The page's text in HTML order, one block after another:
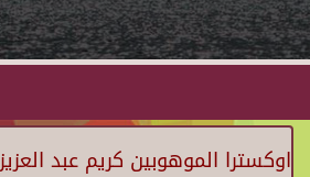
اوكسترا الموهوبين كريم عبد